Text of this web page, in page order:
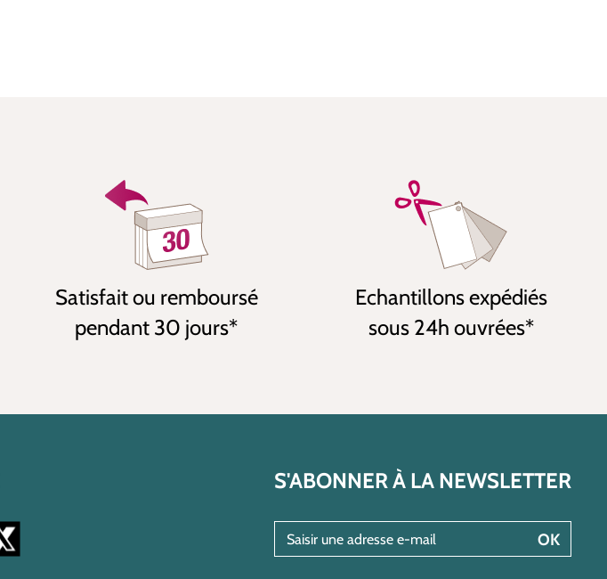
Satisfait ou remboursé
pendant 30 jours*
Echantillons expédiés
sous 24h ouvrées*
Instagram
page Facebook
à notre compte Pinterest
Accéder à notre compte Twitter/X
S'ABONNER À LA NEWSLETTER
OK